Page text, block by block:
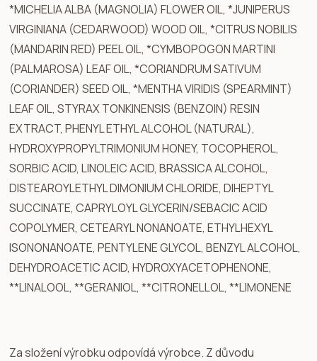
*MICHELIA ALBA (MAGNOLIA) FLOWER OIL, *JUNIPERUS
VIRGINIANA (CEDARWOOD) WOOD OIL, *CITRUS NOBILIS
(MANDARIN RED) PEEL OIL, *CYMBOPOGON MARTINI
(PALMAROSA) LEAF OIL, *CORIANDRUM SATIVUM
(CORIANDER) SEED OIL, *MENTHA VIRIDIS (SPEARMINT)
LEAF OIL, STYRAX TONKINENSIS (BENZOIN) RESIN
EXTRACT, PHENYL ETHYL ALCOHOL (NATURAL),
HYDROXYPROPYLTRIMONIUM HONEY, TOCOPHEROL,
SORBIC ACID, LINOLEIC ACID, BRASSICA ALCOHOL,
DISTEAROYLETHYL DIMONIUM CHLORIDE, DIHEPTYL
SUCCINATE, CAPRYLOYL GLYCERIN/SEBACIC ACID
COPOLYMER, CETEARYL NONANOATE, ETHYLHEXYL
ISONONANOATE, PENTYLENE GLYCOL, BENZYL ALCOHOL,
DEHYDROACETIC ACID, HYDROXYACETOPHENONE,
**LINALOOL, **GERANIOL, **CITRONELLOL, **LIMONENE
Za složení výrobku odpovídá výrobce. Z důvodu